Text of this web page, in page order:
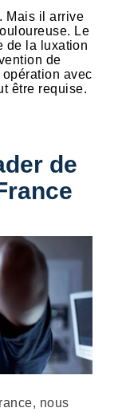
Mais il arrive
Le
de la luxation
de
avec
être requise.
de
nous